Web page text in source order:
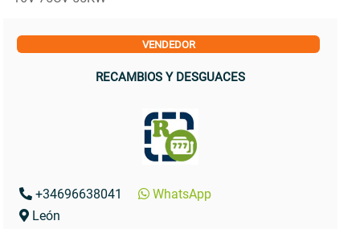
VENDEDOR
RECAMBIOS Y DESGUACES
+34696638041
WhatsApp
León